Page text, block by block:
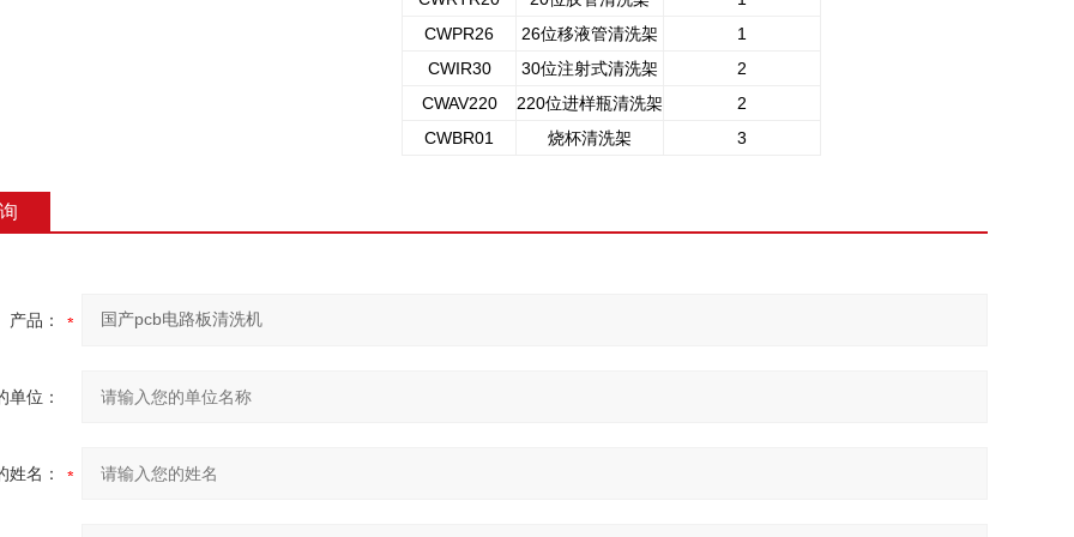
CWPR26
26位移液管清洗架
1
CWIR30
30位注射式清洗架
2
CWAV220
220位进样瓶清洗架
2
CWBR01
烧杯清洗架 3
产品：
单位：
姓名：